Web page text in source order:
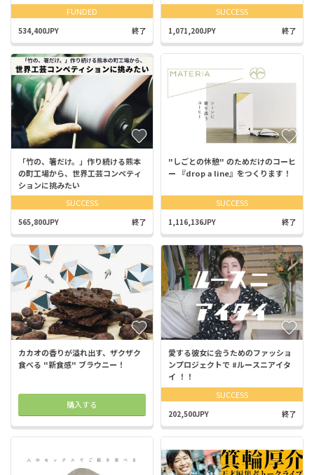
FUNDED
534,400JPY 終了
SUCCESS
1,071,200JPY 終了
「竹の、箸だけ。」作り続ける熊本
の町工場から、世界工芸コンペティ
ションに挑みたい
SUCCESS
565,800JPY 終了
"しごとの休憩" のためだけのコーヒ
ー 『drop a line』をつくります！
SUCCESS
1,116,136JPY 終了
カカオの香りが溢れ出す、ザクザク
食べる "新食感" ブラウニー！
購入する
愛する彼女に会うためのファッショ
ンプロジェクトで #ルースニアイタ
イ ！！
SUCCESS
202,500JPY 終了